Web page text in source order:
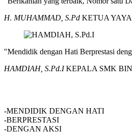
H. MUHAMMAD, S.Pd KETUA
"Mendidik dengan Hati Berprestasi
HAMDIAH, S.Pd.IKEPALA SMK
-MENDIDIK DENGAN HATI
-BERPRESTASI
-DENGAN AKSI